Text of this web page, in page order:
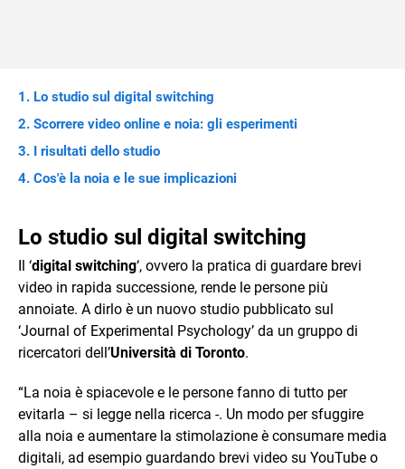
Lo studio sul digital switching
Scorrere video online e noia: gli esperimenti
I risultati dello studio
Cos'è la noia e le sue implicazioni
Lo studio sul digital switching
Il ‘digital switching‘, ovvero la pratica di guardare brevi
video in rapida successione, rende le persone più
annoiate. A dirlo è un nuovo studio pubblicato sul
‘Journal of Experimental Psychology’ da un gruppo di
ricercatori dell’Università di Toronto.
“La noia è spiacevole e le persone fanno di tutto per
evitarla – si legge nella ricerca -. Un modo per sfuggire
alla noia e aumentare la stimolazione è consumare media
digitali, ad esempio guardando brevi video su YouTube o